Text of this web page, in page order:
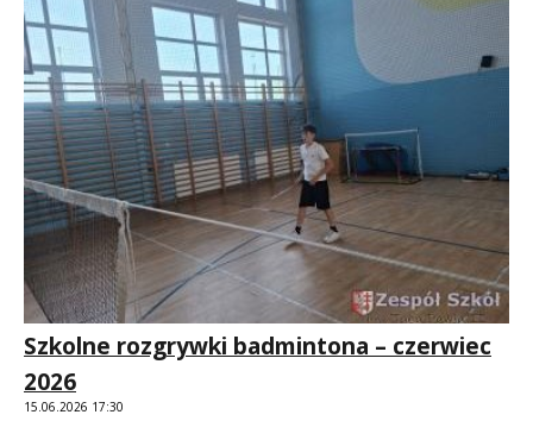
Szkolne rozgrywki badmintona – czerwiec
2026
15.06.2026 17:30